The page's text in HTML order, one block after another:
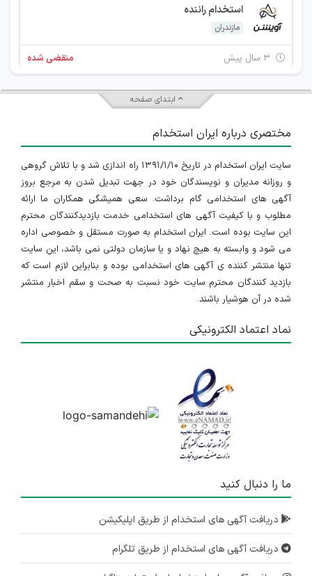
استخدام راننده
مازندران
منقضی شده
نگهبان
۳ سال پیش منقضی شده
استخدام فروشنده
مازندران
۳ سال پیش منقضی شده
استخدام مدیر و سرپرست فروش
گلستان
ابتدای صفحه
مختصری درباره ایران استخدام
سایت ایران استخدام در تاریخ ۱۳۹۱/۱/۱۰ راه اندازی شد و با تلاش گروهی
و روزانه مدیران و نویسندگان خود در جهت تبدیل شدن به مرجع بروز
آگهی های استخدامی گام برداشت. سعی همیشگی همکاران ما ارائه
مطلوب و با کیفیت آگهی های استخدامی خدمت بازدیدکنندگان محترم
این سایت بوده است. ایران استخدام به صورت مستقل و خصوصی اداره
می شود و وابسته به هیچ نهاد و یا سازمان دولتی نمی باشد، این سایت
تنها منتشر کننده ی آگهی های استخدامی بوده و بنابراین لازم است که
بازدید کنندگان محترم سایت خود نسبت به صحت و سقم اخبار منتشر
شده در آن هوشیار باشند.
نماد اعتماد الکترونیکی
ما را دنبال کنید
دریافت آگهی های استخدام از طریق اپلیکیشن
دریافت آگهی های استخدام از طریق تلگرام